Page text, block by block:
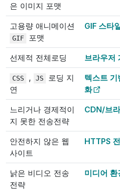
은 이미지 포맷
고용량 애니메이션
GIF 포맷
GIF 스타
선제적 전체로딩 브라우저
CSS , JS
로딩 지
연
텍스트
화
느리거나 경제적이
지 못한 전송전략
CDN/브
안전하지 않은 웹
사이트
HTTPS
낡은 비디오 전송
전략
미디어 환